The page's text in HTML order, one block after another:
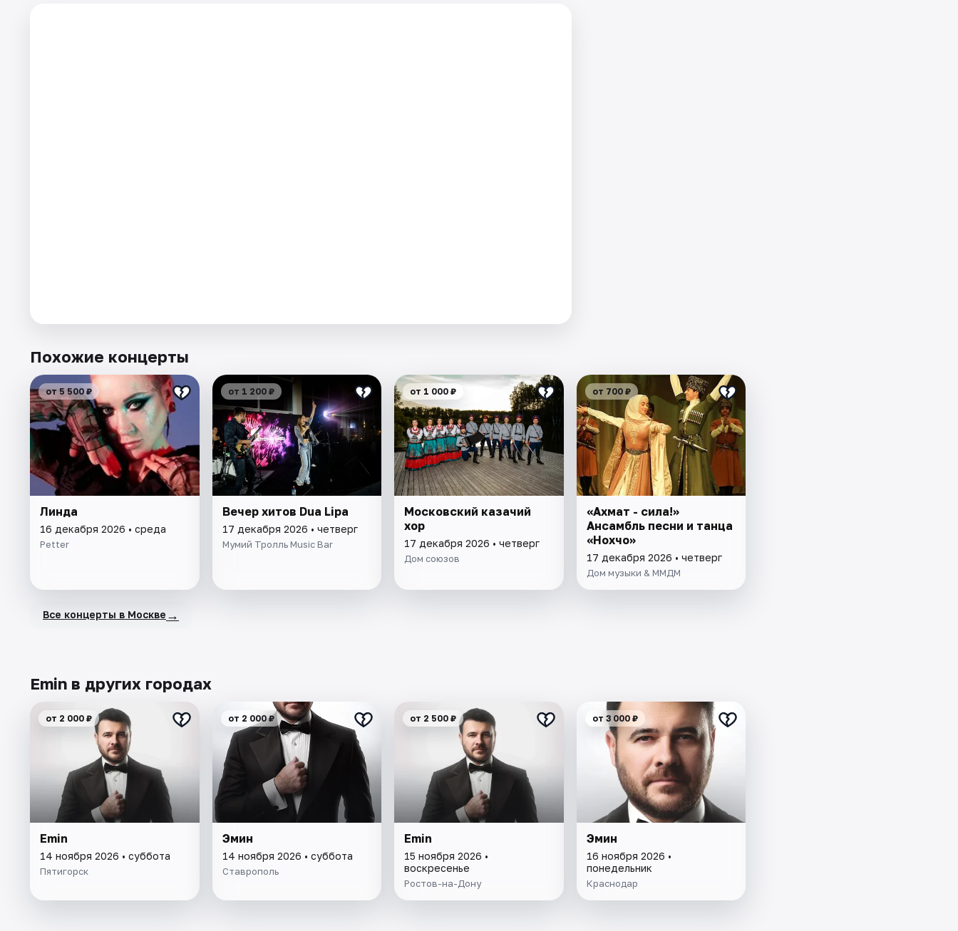
Похожие концерты
от 5 500 ₽
Линда
16 декабря 2026 • среда
Petter
от 1 200 ₽
Вечер хитов Dua Lipa
17 декабря 2026 • четверг
Мумий Тролль Music Bar
от 1 000 ₽
Московский казачий
хор
17 декабря 2026 • четверг
Дом союзов
от 700 ₽
«Ахмат - сила!»
Ансамбль песни и танца
«Нохчо»
17 декабря 2026 • четверг
Дом музыки & ММДМ
Все концерты в Москве →
Emin в других городах
от 2 000 ₽
Emin
14 ноября 2026 • суббота
Пятигорск
от 2 000 ₽
Эмин
14 ноября 2026 • суббота
Ставрополь
от 2 500 ₽
Emin
15 ноября 2026 •
воскресенье
Ростов-на-Дону
от 3 000 ₽
Эмин
16 ноября 2026 •
понедельник
Краснодар